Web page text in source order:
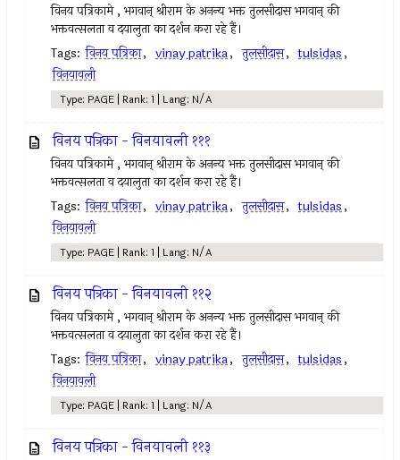
विनय पत्रिकामे , भगवान् श्रीराम के अनन्य भक्त तुलसीदास भगवान् की
भक्तवत्सलता व दयालुता का दर्शन करा रहे हैं।
Tags: विनय पत्रिका, vinay patrika, तुलसीदास, tulsidas,
विनयावली
Type: PAGE | Rank: 1 | Lang: N/A
विनय पत्रिका - विनयावली १११
विनय पत्रिकामे , भगवान् श्रीराम के अनन्य भक्त तुलसीदास भगवान् की
भक्तवत्सलता व दयालुता का दर्शन करा रहे हैं।
Tags: विनय पत्रिका, vinay patrika, तुलसीदास, tulsidas,
विनयावली
Type: PAGE | Rank: 1 | Lang: N/A
विनय पत्रिका - विनयावली ११२
विनय पत्रिकामे , भगवान् श्रीराम के अनन्य भक्त तुलसीदास भगवान् की
भक्तवत्सलता व दयालुता का दर्शन करा रहे हैं।
Tags: विनय पत्रिका, vinay patrika, तुलसीदास, tulsidas,
विनयावली
Type: PAGE | Rank: 1 | Lang: N/A
विनय पत्रिका - विनयावली ११३